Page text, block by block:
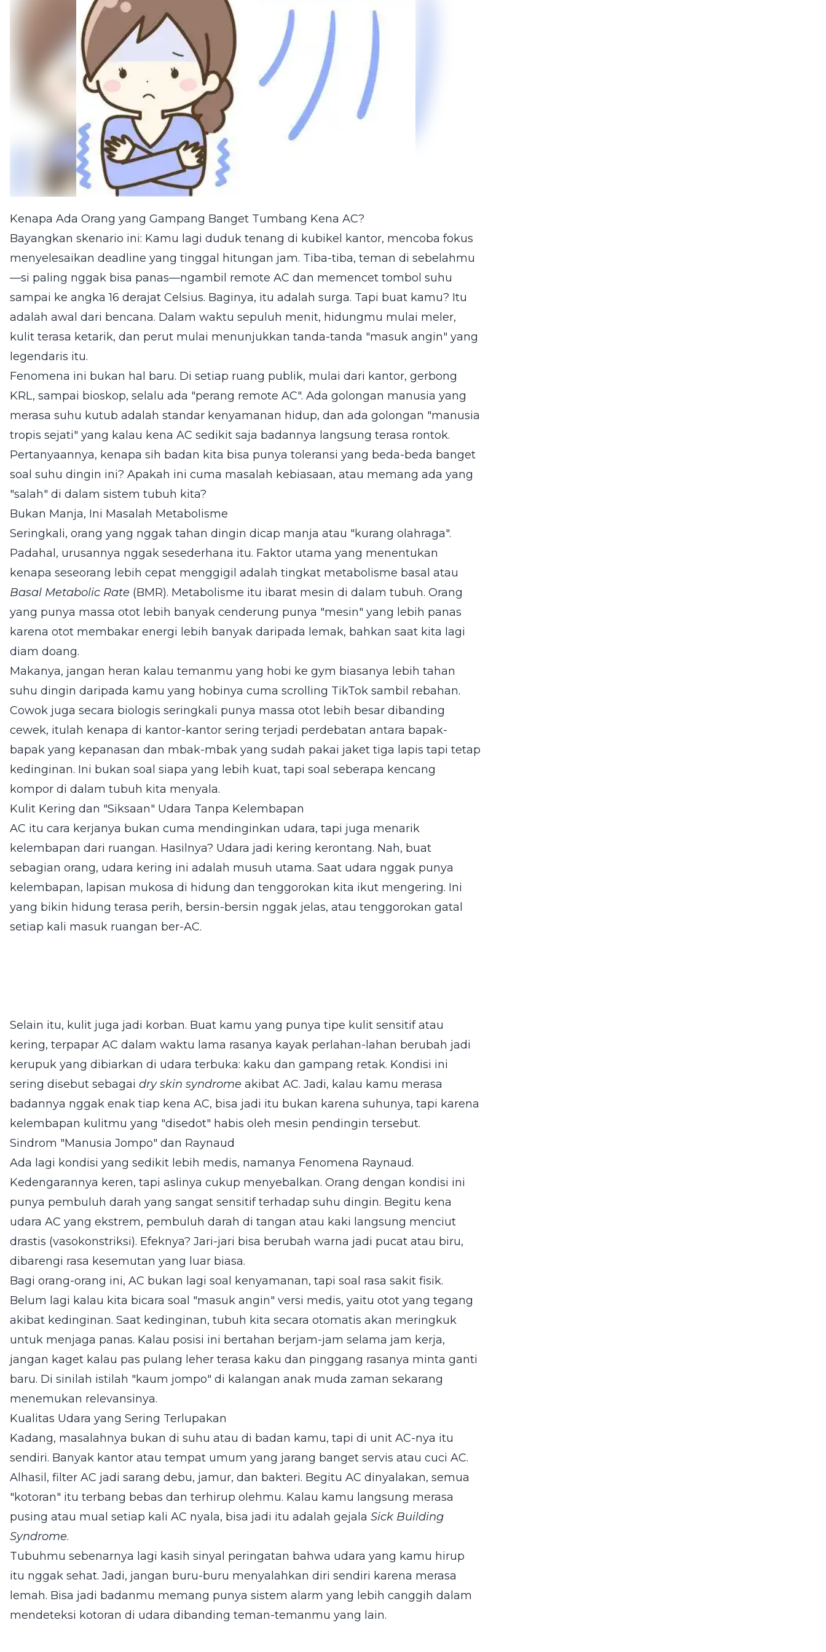
Kenapa Ada Orang yang Gampang Banget Tumbang Kena AC?
Bayangkan skenario ini: Kamu lagi duduk tenang di kubikel kantor, mencoba fokus
menyelesaikan deadline yang tinggal hitungan jam. Tiba-tiba, teman di sebelahmu
—si paling nggak bisa panas—ngambil remote AC dan memencet tombol suhu
sampai ke angka 16 derajat Celsius. Baginya, itu adalah surga. Tapi buat kamu? Itu
adalah awal dari bencana. Dalam waktu sepuluh menit, hidungmu mulai meler,
kulit terasa ketarik, dan perut mulai menunjukkan tanda-tanda "masuk angin" yang
legendaris itu.
Fenomena ini bukan hal baru. Di setiap ruang publik, mulai dari kantor, gerbong
KRL, sampai bioskop, selalu ada "perang remote AC". Ada golongan manusia yang
merasa suhu kutub adalah standar kenyamanan hidup, dan ada golongan "manusia
tropis sejati" yang kalau kena AC sedikit saja badannya langsung terasa rontok.
Pertanyaannya, kenapa sih badan kita bisa punya toleransi yang beda-beda banget
soal suhu dingin ini? Apakah ini cuma masalah kebiasaan, atau memang ada yang
"salah" di dalam sistem tubuh kita?
Bukan Manja, Ini Masalah Metabolisme
Seringkali, orang yang nggak tahan dingin dicap manja atau "kurang olahraga".
Padahal, urusannya nggak sesederhana itu. Faktor utama yang menentukan
kenapa seseorang lebih cepat menggigil adalah tingkat metabolisme basal atau
Basal Metabolic Rate (BMR). Metabolisme itu ibarat mesin di dalam tubuh. Orang
yang punya massa otot lebih banyak cenderung punya "mesin" yang lebih panas
karena otot membakar energi lebih banyak daripada lemak, bahkan saat kita lagi
diam doang.
Makanya, jangan heran kalau temanmu yang hobi ke gym biasanya lebih tahan
suhu dingin daripada kamu yang hobinya cuma scrolling TikTok sambil rebahan.
Cowok juga secara biologis seringkali punya massa otot lebih besar dibanding
cewek, itulah kenapa di kantor-kantor sering terjadi perdebatan antara bapak-
bapak yang kepanasan dan mbak-mbak yang sudah pakai jaket tiga lapis tapi tetap
kedinginan. Ini bukan soal siapa yang lebih kuat, tapi soal seberapa kencang
kompor di dalam tubuh kita menyala.
Kulit Kering dan "Siksaan" Udara Tanpa Kelembapan
AC itu cara kerjanya bukan cuma mendinginkan udara, tapi juga menarik
kelembapan dari ruangan. Hasilnya? Udara jadi kering kerontang. Nah, buat
sebagian orang, udara kering ini adalah musuh utama. Saat udara nggak punya
kelembapan, lapisan mukosa di hidung dan tenggorokan kita ikut mengering. Ini
yang bikin hidung terasa perih, bersin-bersin nggak jelas, atau tenggorokan gatal
setiap kali masuk ruangan ber-AC.
Selain itu, kulit juga jadi korban. Buat kamu yang punya tipe kulit sensitif atau
kering, terpapar AC dalam waktu lama rasanya kayak perlahan-lahan berubah jadi
kerupuk yang dibiarkan di udara terbuka: kaku dan gampang retak. Kondisi ini
sering disebut sebagai dry skin syndrome akibat AC. Jadi, kalau kamu merasa
badannya nggak enak tiap kena AC, bisa jadi itu bukan karena suhunya, tapi karena
kelembapan kulitmu yang "disedot" habis oleh mesin pendingin tersebut.
Sindrom "Manusia Jompo" dan Raynaud
Ada lagi kondisi yang sedikit lebih medis, namanya Fenomena Raynaud.
Kedengarannya keren, tapi aslinya cukup menyebalkan. Orang dengan kondisi ini
punya pembuluh darah yang sangat sensitif terhadap suhu dingin. Begitu kena
udara AC yang ekstrem, pembuluh darah di tangan atau kaki langsung menciut
drastis (vasokonstriksi). Efeknya? Jari-jari bisa berubah warna jadi pucat atau biru,
dibarengi rasa kesemutan yang luar biasa.
Bagi orang-orang ini, AC bukan lagi soal kenyamanan, tapi soal rasa sakit fisik.
Belum lagi kalau kita bicara soal "masuk angin" versi medis, yaitu otot yang tegang
akibat kedinginan. Saat kedinginan, tubuh kita secara otomatis akan meringkuk
untuk menjaga panas. Kalau posisi ini bertahan berjam-jam selama jam kerja,
jangan kaget kalau pas pulang leher terasa kaku dan pinggang rasanya minta ganti
baru. Di sinilah istilah "kaum jompo" di kalangan anak muda zaman sekarang
menemukan relevansinya.
Kualitas Udara yang Sering Terlupakan
Kadang, masalahnya bukan di suhu atau di badan kamu, tapi di unit AC-nya itu
sendiri. Banyak kantor atau tempat umum yang jarang banget servis atau cuci AC.
Alhasil, filter AC jadi sarang debu, jamur, dan bakteri. Begitu AC dinyalakan, semua
"kotoran" itu terbang bebas dan terhirup olehmu. Kalau kamu langsung merasa
pusing atau mual setiap kali AC nyala, bisa jadi itu adalah gejala Sick Building
Syndrome.
Tubuhmu sebenarnya lagi kasih sinyal peringatan bahwa udara yang kamu hirup
itu nggak sehat. Jadi, jangan buru-buru menyalahkan diri sendiri karena merasa
lemah. Bisa jadi badanmu memang punya sistem alarm yang lebih canggih dalam
mendeteksi kotoran di udara dibanding teman-temanmu yang lain.